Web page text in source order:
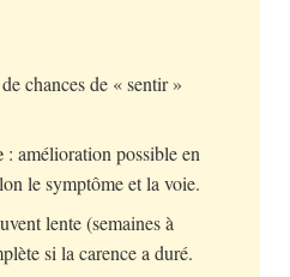
chances de « sentir »
: amélioration possible en
le symptôme et la voie.
lente (semaines à
si la carence a duré.